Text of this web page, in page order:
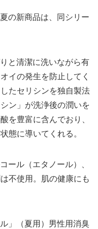
の新商品は、同シリー
と清潔に洗いながら有
イの発生を防止してく
たセリシンを独自製法
ン」が洗浄後の潤いを
を豊富に含んでおり、
態に導いてくれる。
ール（エタノール）、
不使用。肌の健康にも
」（夏用）男性用消臭